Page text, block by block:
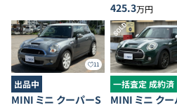
425.3万円
11
出品中
MINI ミニ クーパーS
SOLD
一括査定 成約済
MINI ミニ ク